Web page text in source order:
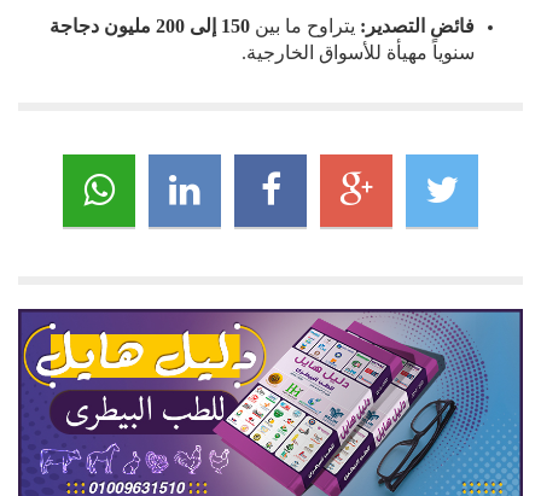
فائض التصدير: يتراوح ما بين 150 إلى 200 مليون دجاجة
سنوياً مهيأة للأسواق الخارجية.